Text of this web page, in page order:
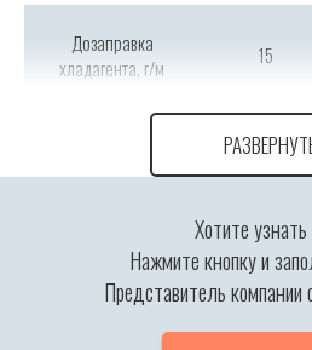
Дозаправка
хладагента, г/м
15
внутреннего блока
880x674x210
Габариты наружного
блока (ШхГхВ), мм
805x330x554
Хотите узнать
Нажмите кнопку и
Представитель компании